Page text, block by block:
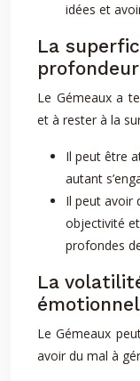
idées et
La
profondeur
Le Gémeaux a
et à rester à la
Il peut être
autant
Il peut avoir
objectivité
profondes
La
Le Gémeaux
avoir du mal à